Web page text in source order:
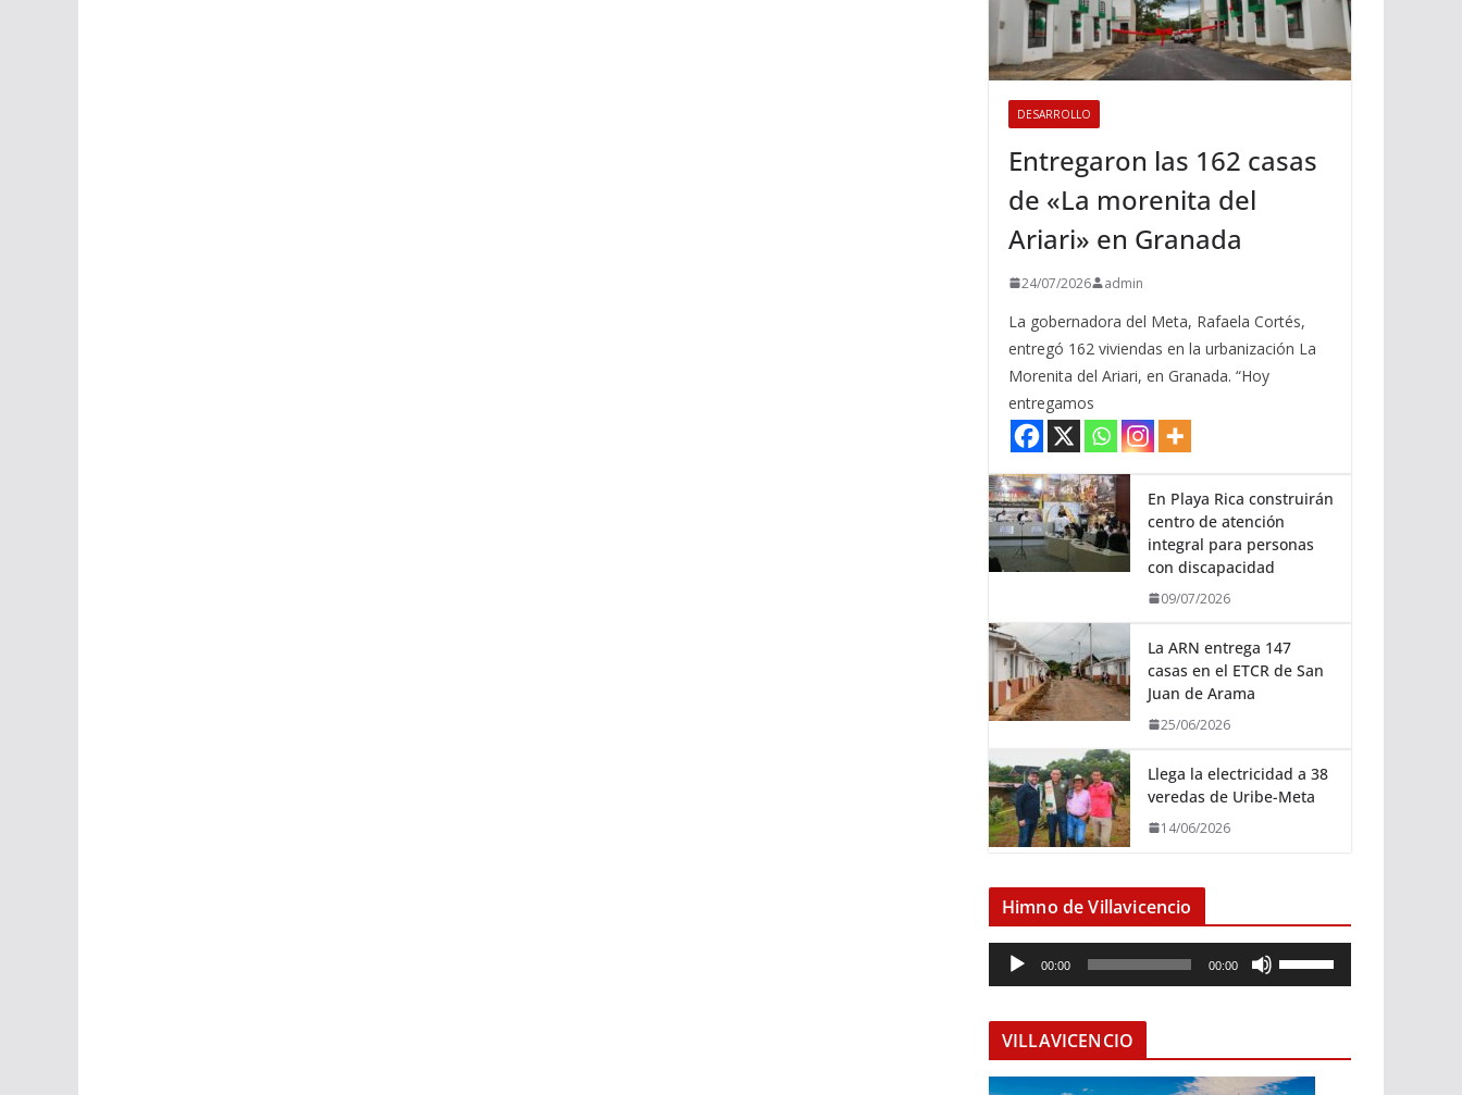
DESARROLLO
Entregaron las 162 casas
de «La morenita del
Ariari» en Granada
24/07/2026 admin
La gobernadora del Meta, Rafaela Cortés,
entregó 162 viviendas en la urbanización La
Morenita del Ariari, en Granada. “Hoy
entregamos
En Playa Rica construirán
centro de atención
integral para personas
con discapacidad
09/07/2026
La ARN entrega 147
casas en el ETCR de San
Juan de Arama
25/06/2026
Llega la electricidad a 38
veredas de Uribe-Meta
14/06/2026
Himno de Villavicencio
e
o
00:00 00:00
i
z
VILLAVICENCIO